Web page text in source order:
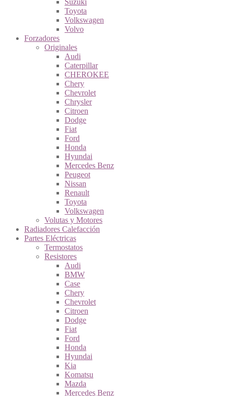
Suzuki
Toyota
Volkswagen
Volvo
Forzadores
Originales
Audi
Caterpillar
CHEROKEE
Chery
Chevrolet
Chrysler
Citroen
Dodge
Fiat
Ford
Honda
Hyundai
Mercedes Benz
Peugeot
Nissan
Renault
Toyota
Volkswagen
Volutas y Motores
Radiadores Calefacción
Partes Eléctricas
Termostatos
Resistores
Audi
BMW
Case
Chery
Chevrolet
Citroen
Dodge
Fiat
Ford
Honda
Hyundai
Kia
Komatsu
Mazda
Mercedes Benz